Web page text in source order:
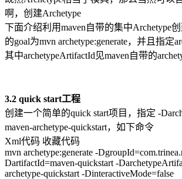
啊，创建Archetype
下面介绍利用maven自带的集中Archetype
的goal为mvn archetype:generate，并且指定
其中archetypeArtifactId见maven自带的
3.2 quick start工程
创建一个简单的quick start项目，指定 -
maven-archetype-quickstart，如下命令
Xml代码 收藏代码
mvn archetype:generate -
DartifactId=maven-quickstart -
archetype-quickstart -DinteractiveMode=false